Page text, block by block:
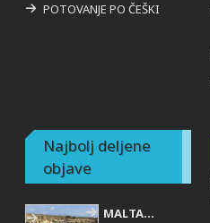
POTOVANJE PO ČEŠKI
Najbolj deljene
objave
MALTA...